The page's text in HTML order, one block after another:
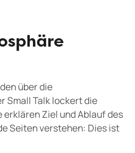
über die
Small Talk lockert die
Ziel und Ablauf des
Seiten verstehen: Dies ist